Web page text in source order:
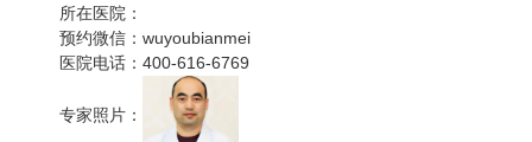
所在医院：
预约微信：wuyoubianmei
医院电话：400-616-6769
专家照片：